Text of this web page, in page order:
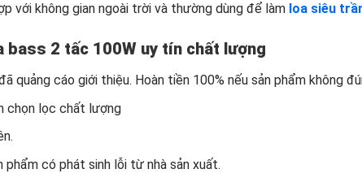
với không gian ngoài trời và thường dùng để làm loa siêu
bass 2 tấc 100W uy tín chất lượng
quảng cáo giới thiệu. Hoàn tiền 100% nếu sản phẩm không
chọn lọc chất lượng
có phát sinh lỗi từ nhà sản xuất.